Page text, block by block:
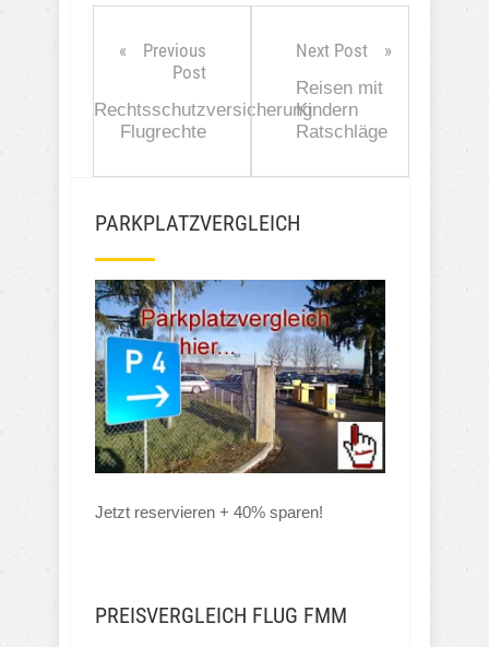
Previous
Post
Rechtsschutzversicherung
Flugrechte
Next Post
Reisen mit
Kindern
Ratschläge
PARKPLATZVERGLEICH
Jetzt reservieren + 40% sparen!
PREISVERGLEICH FLUG FMM